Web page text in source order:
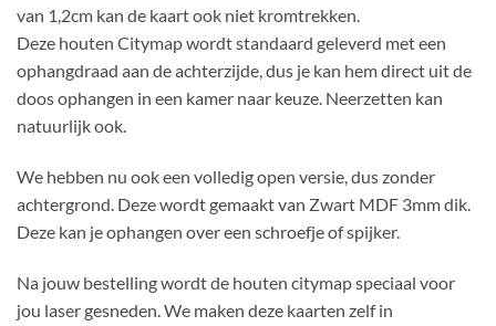
van 1,2cm kan de kaart ook niet kromtrekken.
Deze houten Citymap wordt standaard geleverd met een
ophangdraad aan de achterzijde, dus je kan hem direct uit de
doos ophangen in een kamer naar keuze. Neerzetten kan
natuurlijk ook.
We hebben nu ook een volledig open versie, dus zonder
achtergrond. Deze wordt gemaakt van Zwart MDF 3mm dik.
Deze kan je ophangen over een schroefje of spijker.
Na jouw bestelling wordt de houten citymap speciaal voor
jou laser gesneden. We maken deze kaarten zelf in